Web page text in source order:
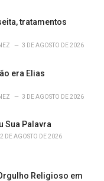
tratamentos
3 DE AGOSTO DE 2026
era Elias
3 DE AGOSTO DE 2026
Sua Palavra
2 DE AGOSTO DE 2026
Religioso em